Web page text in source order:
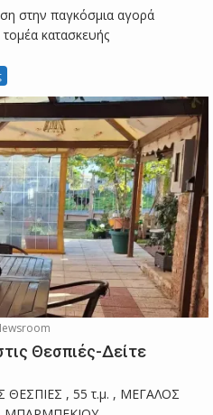
στην παγκόσμια αγορά
τομέα κατασκευής
Θεσπιές-Δείτε
ΘΕΣΠΙΕΣ , 55 τ.μ. , ΜΕΓΑΛΟΣ